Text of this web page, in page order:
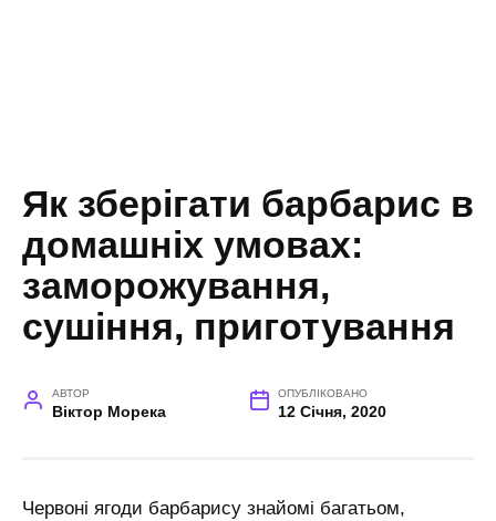
Як зберігати барбарис в
домашніх умовах:
заморожування,
сушіння, приготування
АВТОР
Віктор Морека
ОПУБЛІКОВАНО
12 Січня, 2020
Червоні ягоди барбарису знайомі багатьом,